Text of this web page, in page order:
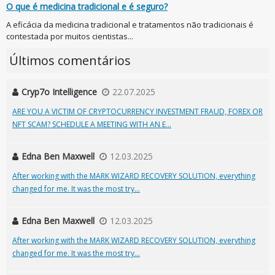
O que é medicina tradicional e é seguro?
A eficácia da medicina tradicional e tratamentos não tradicionais é
contestada por muitos cientistas...
Últimos comentários
Cryp7o Intelligence 22.07.2025
ARE YOU A VICTIM OF CRYPTOCURRENCY INVESTMENT FRAUD, FOREX OR
NFT SCAM? SCHEDULE A MEETING WITH AN E...
Edna Ben Maxwell 12.03.2025
After working with the MARK WIZARD RECOVERY SOLUTION, everything
changed for me. It was the most try...
Edna Ben Maxwell 12.03.2025
After working with the MARK WIZARD RECOVERY SOLUTION, everything
changed for me. It was the most try...